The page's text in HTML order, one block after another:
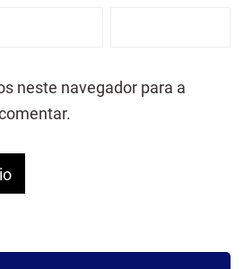
neste navegador para a